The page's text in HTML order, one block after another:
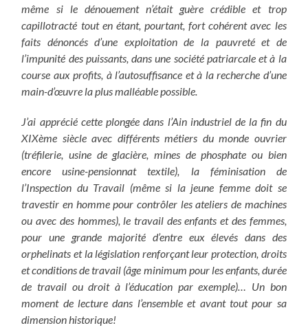
même si le dénouement n’était guère crédible et trop
capillotracté tout en étant, pourtant, fort cohérent avec les
faits dénoncés d’une exploitation de la pauvreté et de
l’impunité des puissants, dans une société patriarcale et à la
course aux profits, à l’autosuffisance et à la recherche d’une
main-d’œuvre la plus malléable possible.
J’ai apprécié cette plongée dans l’Ain industriel de la fin du
XIXème siècle avec différents métiers du monde ouvrier
(tréfilerie, usine de glacière, mines de phosphate ou bien
encore usine-pensionnat textile), la féminisation de
l’Inspection du Travail (même si la jeune femme doit se
travestir en homme pour contrôler les ateliers de machines
ou avec des hommes), le travail des enfants et des femmes,
pour une grande majorité d’entre eux élevés dans des
orphelinats et la législation renforçant leur protection, droits
et conditions de travail (âge minimum pour les enfants, durée
de travail ou droit à l’éducation par exemple)… Un bon
moment de lecture dans l’ensemble et avant tout pour sa
dimension historique!